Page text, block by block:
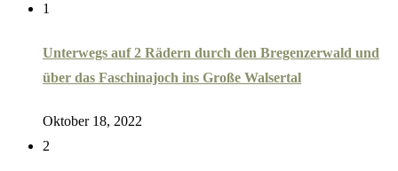
1
Unterwegs auf 2 Rädern durch den Bregenzerwald und
über das Faschinajoch ins Große Walsertal
Oktober 18, 2022
2